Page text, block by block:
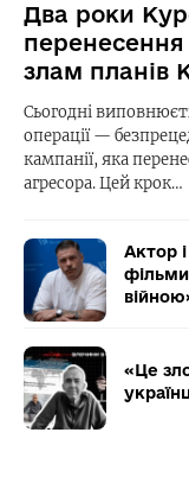
Два роки
злам планів
Сьогодні
операції —
кампанії, яка
агресора. Цей крок…
Актор
фільми
«Це